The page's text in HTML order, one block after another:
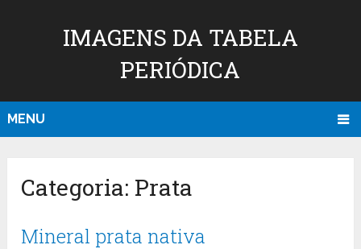
IMAGENS DA TABELA
PERIÓDICA
MENU
Categoria: Prata
Mineral prata nativa